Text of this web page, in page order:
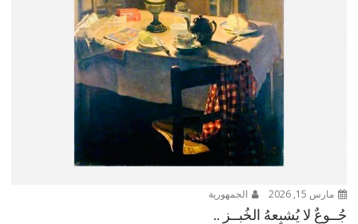
مارس 15, 2026 الجمهورية
جُــوعٌ لا يُشبِعهُ الخُبــز ..